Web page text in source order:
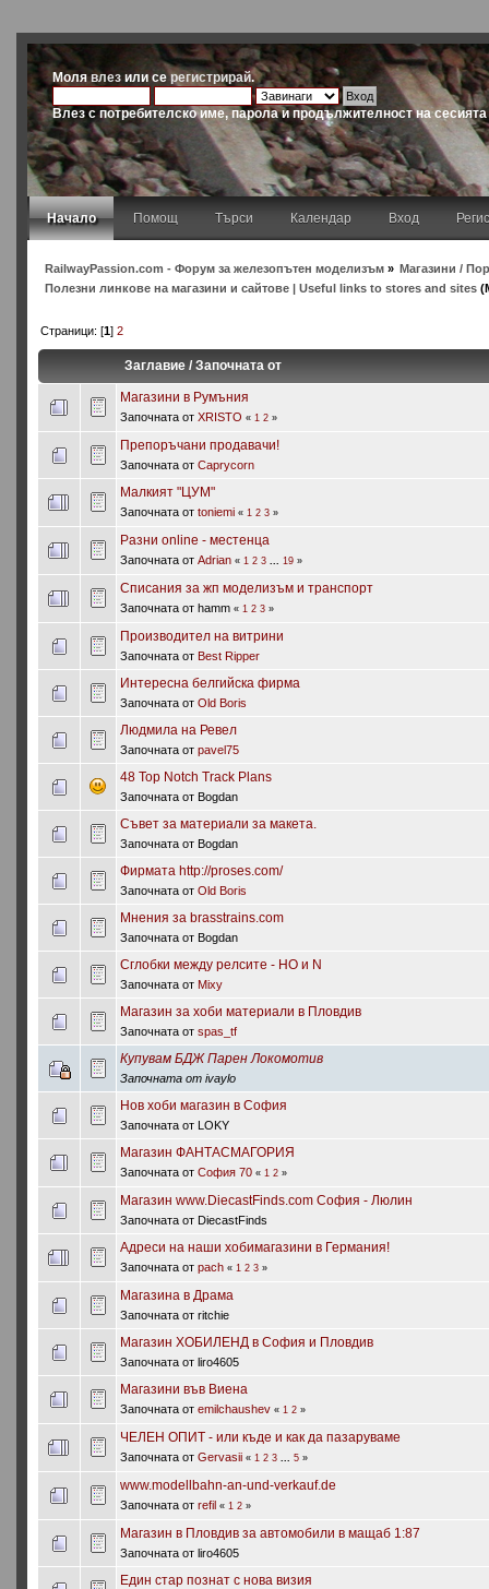
Молявлез или серегистрирай.
Влез с потребителско име, парола и продължителност на сесията
Начало Помощ Търси Календар Вход
RailwayPassion.com - Форум за железопътен моделизъм» Магазини /
Полезни линкове на магазини и сайтове | Useful links to stores and sites
Страници: [1] 2
Заглавие/Започната от
Магазини в Румъния
Започната от XRISTO « 1 2»
Препоръчани продавачи!
Започната от Сaprycorn
Малкият "ЦУМ"
Започната от toniemi « 1 2 3»
Разни online - местенца
Започната от Adrian « 1 2 3 19»
Списания за жп моделизъм и транспорт
Започната от hamm « 1 2 3»
Производител на витрини
Започната от Best Ripper
Интересна белгийска фирма
Започната от Old Boris
Людмила на Ревел
Започната от pavel75
48 Top Notch Track Plans
Започната от Bogdan
Съвет за материали за макета.
Започната от Bogdan
Фирмата http://proses.com/
Започната от Old Boris
Мнения за brasstrains.com
Започната от Bogdan
Сглобки между релсите - HO и N
Започната от Mixy
Магазин за хоби материали в Пловдив
Започната от spas_tf
Купувам БДЖ Парен Локомотив
Започната от ivaylo
Нов хоби магазин в София
Започната от LOKY
Магазин ФАНТАСМАГОРИЯ
Започната от София 70 « 1 2»
Магазин www.DiecastFinds.com София - Люлин
Започната от DiecastFinds
Адреси на наши хобимагазини в Германия!
Започната от pach « 1 2 3»
Магазина в Драма
Започната от ritchie
Магазин ХОБИЛЕНД в София и Пловдив
Започната от liro4605
Магазини във Виена
Започната от emilchaushev « 1 2»
ЧЕЛЕН ОПИТ - или къде и как да пазаруваме
Започната от Gervasii « 1 2 3 5»
www.modellbahn-an-und-verkauf.de
Започната от refil « 1 2»
Магазин в Пловдив за автомобили в мащаб 1:87
Започната от liro4605
Един стар познат с нова визия